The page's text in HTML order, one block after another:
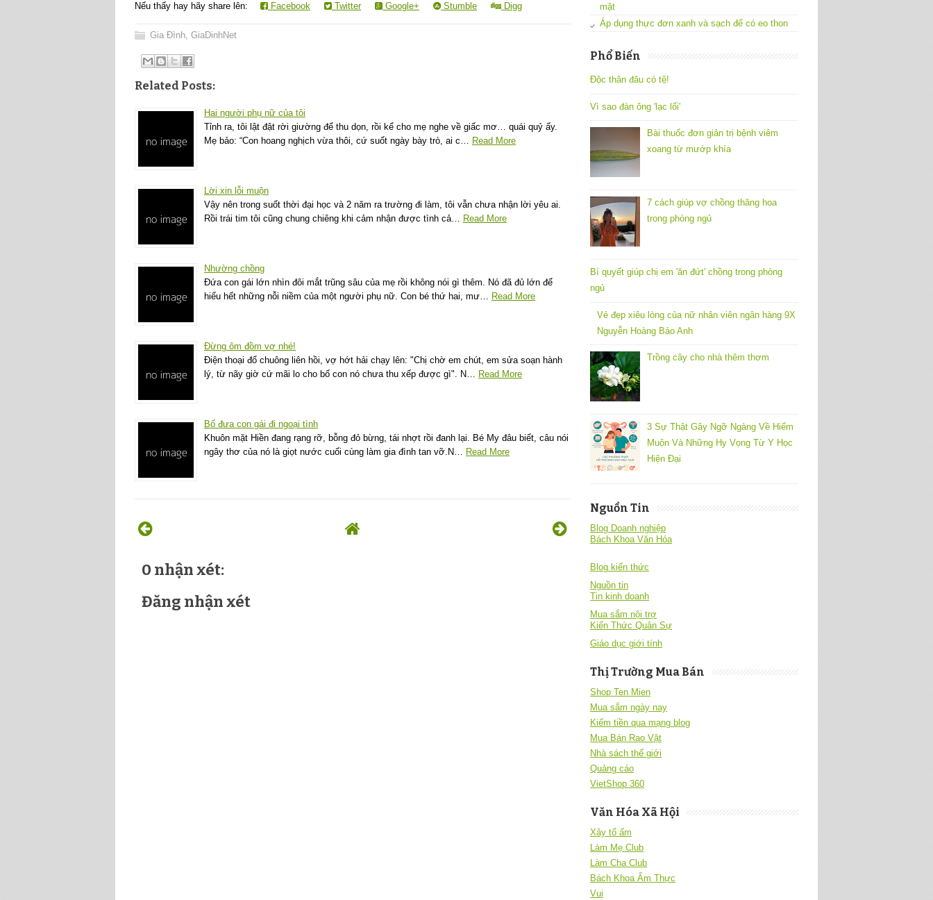
Nếu thấy hay hãy share lên: Facebook Twitter Google+ Stumble Digg
Gia Đình, GiaDinhNet
Related Posts:
Hai người phụ nữ của tôi
Tỉnh ra, tôi lật đật rời giường để thu dọn, rồi kể cho mẹ nghe về giấc mơ… quái quỷ ấy.
Mẹ bảo: “Con hoang nghịch vừa thôi, cứ suốt ngày bày trò, ai c…
Read More
Lời xin lỗi muộn
Vậy nên trong suốt thời đại học và 2 năm ra trường đi làm, tôi vẫn chưa nhận lời yêu ai.
Rồi trái tim tôi cũng chung chiêng khi cảm nhận được tình cả…
Read More
Nhường chồng
Đứa con gái lớn nhìn đôi mắt trũng sâu của mẹ rồi không nói gì thêm. Nó đã đủ lớn để
hiểu hết những nỗi niềm của một người phụ nữ. Con bé thứ hai, mư…
Read More
Đừng ôm đồm vợ nhé!
Điện thoại đổ chuông liên hồi, vợ hớt hải chạy lên: "Chị chờ em chút, em sửa soạn hành
lý, từ nãy giờ cứ mãi lo cho bố con nó chưa thu xếp được gì". N…
Read More
Bố đưa con gái đi ngoại tình
Khuôn mặt Hiền đang rạng rỡ, bỗng đỏ bừng, tái nhợt rồi đanh lại. Bé My đâu biết, câu nói
ngây thơ của nó là giọt nước cuối cùng làm gia đình tan vỡ.N…
Read More
0 nhận xét:
Đăng nhận xét
mặt
Áp dụng thực đơn xanh và sạch để có eo thon
Phổ Biến
Độc thân đâu có tệ!
Vì sao đàn ông 'lạc lối'
Bài thuốc đơn giản trị bệnh viêm
xoang từ mướp khía
7 cách giúp vợ chồng thăng hoa
trong phòng ngủ
Bí quyết giúp chị em 'ăn đứt' chồng trong phòng
ngủ
Vẻ đẹp xiêu lòng của nữ nhân viên ngân hàng 9X
Nguyễn Hoàng Bảo Anh
Trồng cây cho nhà thêm thơm
3 Sự Thật Gây Ngỡ Ngàng Về Hiếm
Muộn Và Những Hy Vọng Từ Y Học
Hiện Đại
Nguồn Tin
Blog Doanh nghiệp
Bách Khoa Văn Hóa
Blog kiến thức
Nguồn tin
Tin kinh doanh
Mua sắm nội trợ
Kiến Thức Quân Sự
Giáo dục giới tính
Thị Trường Mua Bán
Shop Ten Mien
Mua sắm ngày nay
Kiếm tiền qua mạng blog
Mua Bán Rao Vặt
Nhà sách thế giới
Quảng cáo
VietShop 360
Văn Hóa Xã Hội
Xây tổ ấm
Làm Mẹ Club
Làm Cha Club
Bách Khoa Ẩm Thực
Vui